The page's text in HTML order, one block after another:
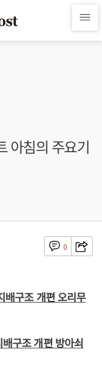
아침의 주요기
0
구조 개편 오리무
구조 개편 방아쇠